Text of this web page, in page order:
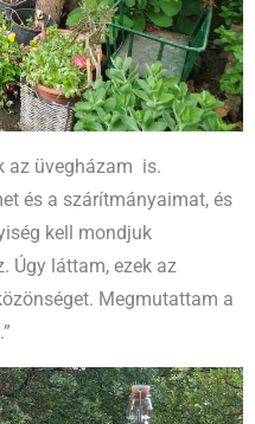
az üvegházam is.
és a szárítmányaimat, és
kell mondjuk
Úgy láttam, ezek az
Megmutattam a